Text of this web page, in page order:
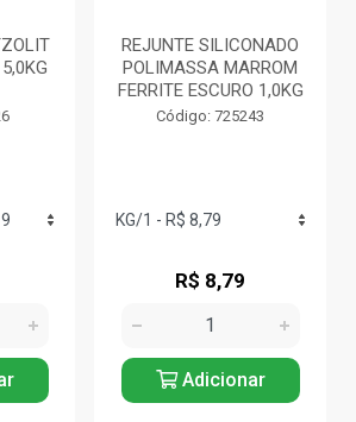
REJUNTE SILICONADO
POLIMASSA MARROM
FERRITE ESCURO 1,0KG
Código: 725243
R$ 8,79
Adicionar